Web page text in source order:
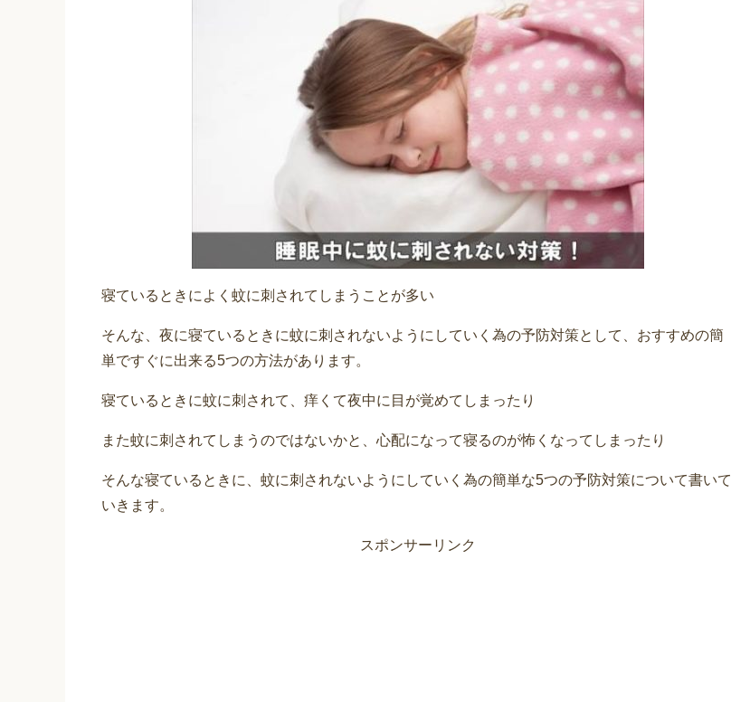
寝ているときによく蚊に刺されてしまうことが多い
そんな、夜に寝ているときに蚊に刺されないようにしていく為の予防対策として、おすすめの簡
単ですぐに出来る5つの方法があります。
寝ているときに蚊に刺されて、痒くて夜中に目が覚めてしまったり
また蚊に刺されてしまうのではないかと、心配になって寝るのが怖くなってしまったり
そんな寝ているときに、蚊に刺されないようにしていく為の簡単な5つの予防対策について書いて
いきます。
スポンサーリンク